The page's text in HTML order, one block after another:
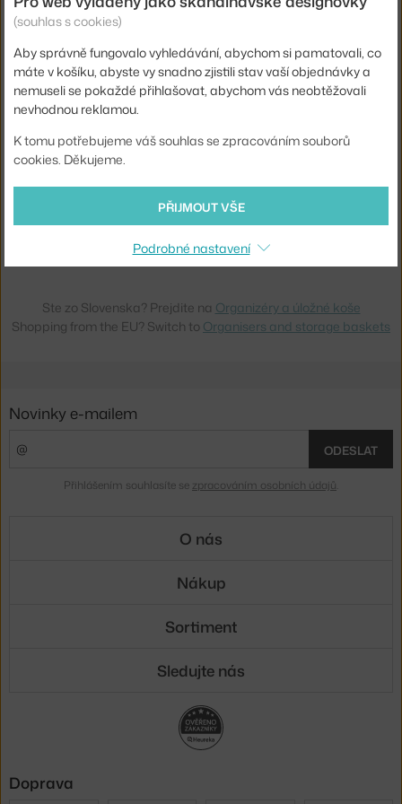
ORGANIZÉR POCKET 1, WHITE
NORMANN COPENHAGEN NORMANN COPENHAGEN
NORMANN COPENHAGEN NORMANN COPENHAGEN
Skladem 1 ks
Ste zo Slovenska? Prejdite na Organizéry a úložné koše
Shopping from the EU? Switch to Organisers and storage baskets
(souhlas s cookies)
Aby správně fungovalo vyhledávání, abychom si pamatovali, co
máte v košíku, abyste vy snadno zjistili stav vaší objednávky a
nemuseli se pokaždé přihlašovat, abychom vás neobtěžovali
nevhodnou reklamou.
K tomu potřebujeme váš souhlas se zpracováním souborů
cookies. Děkujeme.
PŘIJMOUT VŠE
Podrobné nastavení
Novinky e-mailem
ODESLAT
Přihlášením souhlasíte se zpracováním osobních údajů
O nás
Nákup
Sortiment
Sledujte nás
Doprava